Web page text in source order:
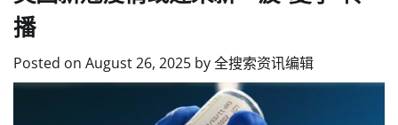
播
Posted on August 26, 2025 by全搜索资讯编辑